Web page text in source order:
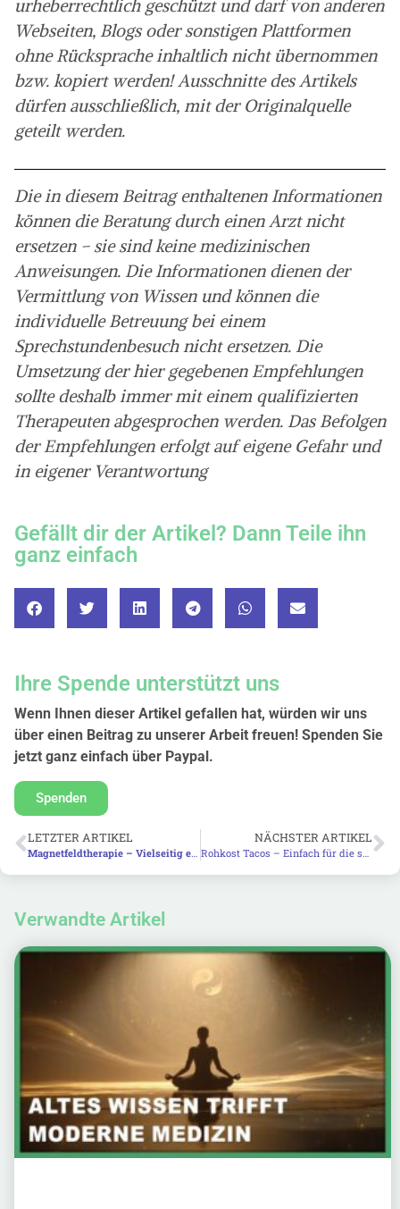
urheberrechtlich geschützt und darf von anderen
Webseiten, Blogs oder sonstigen Plattformen
ohne Rücksprache inhaltlich nicht übernommen
bzw. kopiert werden! Ausschnitte des Artikels
dürfen ausschließlich, mit der Originalquelle
geteilt werden.
Die in diesem Beitrag enthaltenen Informationen
können die Beratung durch einen Arzt nicht
ersetzen – sie sind keine medizinischen
Anweisungen. Die Informationen dienen der
Vermittlung von Wissen und können die
individuelle Betreuung bei einem
Sprechstundenbesuch nicht ersetzen. Die
Umsetzung der hier gegebenen Empfehlungen
sollte deshalb immer mit einem qualifizierten
Therapeuten abgesprochen werden. Das Befolgen
der Empfehlungen erfolgt auf eigene Gefahr und
in eigener Verantwortung
Gefällt dir der Artikel? Dann Teile ihn
ganz einfach
Ihre Spende unterstützt uns
Wenn Ihnen dieser Artikel gefallen hat, würden wir uns
über einen Beitrag zu unserer Arbeit freuen! Spenden Sie
jetzt ganz einfach über Paypal.
Spenden
LETZTER ARTIKEL NÄCHSTER ARTIKEL
Verwandte Artikel